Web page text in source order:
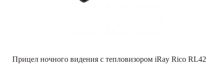
Прицел ночного видения с тепловизором iRay Rico RL42